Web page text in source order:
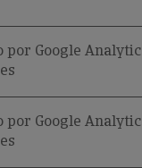
por Google
por Google